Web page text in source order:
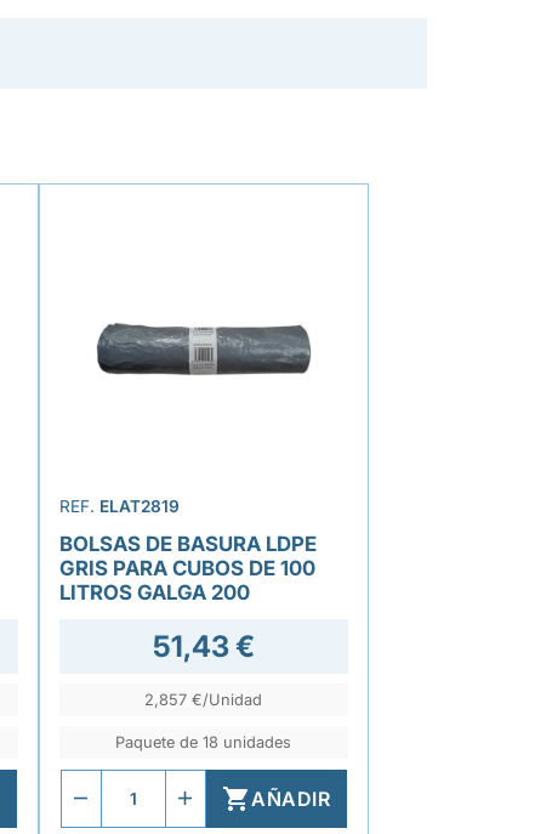
REF. ELAT2819
BOLSAS DE BASURA LDPE
GRIS PARA CUBOS DE 100
LITROS GALGA 200
51,43 €
2,857 €/Unidad
Paquete de 18 unidades
AÑADIR